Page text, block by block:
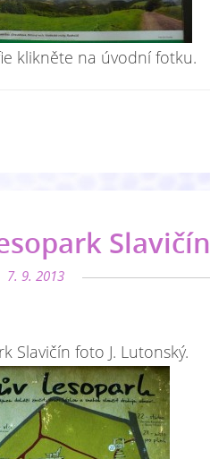
klikněte na úvodní fotku.
Slavičín
7. 9. 2013
Slavičín foto J. Lutonský.